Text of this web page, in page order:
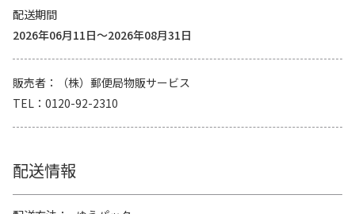
配送期間
2026年06月11日～2026年08月31日
販売者
（株）郵便局物販サービス
TEL
0120-92-2310
配送情報